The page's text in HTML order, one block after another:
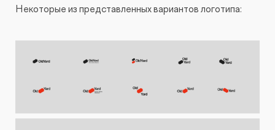
Некоторые из представленных вариантов логотипа: